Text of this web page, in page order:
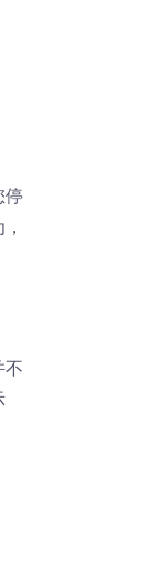
停
不